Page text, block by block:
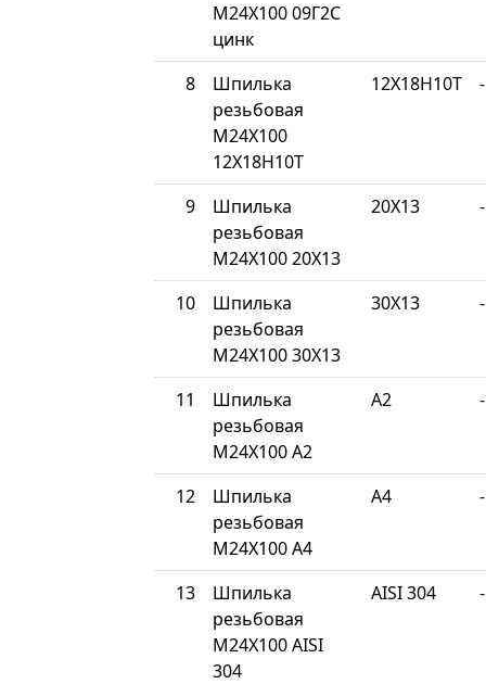
М24Х100 09Г2С
цинк
8
Шпилька
резьбовая
М24Х100
12Х18Н10Т
12Х18Н10Т -
9
Шпилька
резьбовая
М24Х100 20Х13
20Х13 -
10
Шпилька
резьбовая
М24Х100 30Х13
30Х13 -
11
Шпилька
резьбовая
М24Х100 A2
A2 -
12
Шпилька
резьбовая
М24Х100 A4
A4 -
13
Шпилька
резьбовая
М24Х100 AISI
304
AISI 304 -